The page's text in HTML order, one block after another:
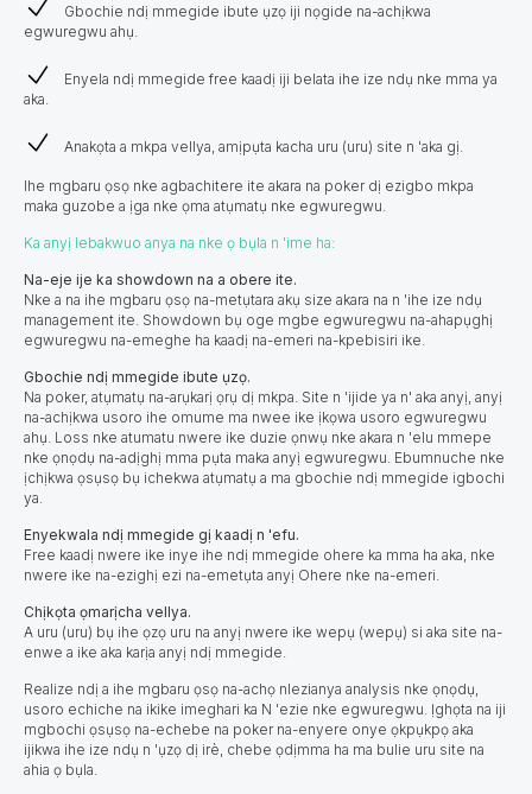
Gbochie ndị mmegide ibute ụzọ iji nọgide na-achịkwa
egwuregwu ahụ.
Enyela ndị mmegide free kaadị iji belata ihe ize ndụ nke mma ya
aka.
Anakọta a mkpa vellya, amịpụta kacha uru (uru) site n 'aka gị.
Ihe mgbaru ọsọ nke agbachitere ite akara na poker dị ezigbo mkpa
maka guzobe a ịga nke ọma atụmatụ nke egwuregwu.
Ka anyị lebakwuo anya na nke ọ bụla n 'ime ha:
Na-eje ije ka showdown na a obere ite.
Nke a na ihe mgbaru ọsọ na-metụtara akụ size akara na n 'ihe ize ndụ
management ite. Showdown bụ oge mgbe egwuregwu na-ahapụghị
egwuregwu na-emeghe ha kaadị na-emeri na-kpebisiri ike.
Gbochie ndị mmegide ibute ụzọ.
Na poker, atụmatụ na-arụkarị ọrụ dị mkpa. Site n 'ijide ya n' aka anyị, anyị
na-achịkwa usoro ihe omume ma nwee ike ịkọwa usoro egwuregwu
ahụ. Loss nke atumatu nwere ike duzie ọnwụ nke akara n 'elu mmepe
nke ọnọdụ na-adịghị mma pụta maka anyị egwuregwu. Ebumnuche nke
ịchịkwa ọsụsọ bụ ichekwa atụmatụ a ma gbochie ndị mmegide igbochi
ya.
Enyekwala ndị mmegide gị kaadị n 'efu.
Free kaadị nwere ike inye ihe ndị mmegide ohere ka mma ha aka, nke
nwere ike na-ezighị ezi na-emetụta anyị Ohere nke na-emeri.
Chịkọta ọmarịcha vellya.
A uru (uru) bụ ihe ọzọ uru na anyị nwere ike wepụ (wepụ) si aka site na-
enwe a ike aka karịa anyị ndị mmegide.
Realize ndị a ihe mgbaru ọsọ na-achọ nlezianya analysis nke ọnọdụ,
usoro echiche na ikike imeghari ka N 'ezie nke egwuregwu. Ịghọta na iji
mgbochi ọsụsọ na-echebe na poker na-enyere onye ọkpụkpọ aka
ijikwa ihe ize ndụ n 'ụzọ dị irè, chebe ọdịmma ha ma bulie uru site na
ahia ọ bụla.